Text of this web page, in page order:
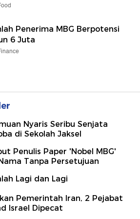
Penerima MBG Berpotensi
6 Juta
Nyaris Seribu Senjata
di Sekolah Jaksel
Penulis Paper 'Nobel MBG'
Tanpa Persetujuan
Lagi dan Lagi
Pemerintah Iran, 2 Pejabat
Israel Dipecat